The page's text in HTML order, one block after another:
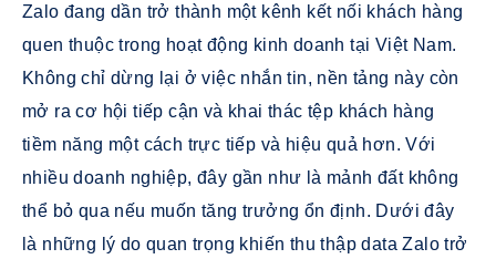
Zalo đang dần trở thành một kênh kết nối khách hàng
quen thuộc trong hoạt động kinh doanh tại Việt Nam.
Không chỉ dừng lại ở việc nhắn tin, nền tảng này còn
mở ra cơ hội tiếp cận và khai thác tệp khách hàng
tiềm năng một cách trực tiếp và hiệu quả hơn. Với
nhiều doanh nghiệp, đây gần như là mảnh đất không
thể bỏ qua nếu muốn tăng trưởng ổn định. Dưới đây
là những lý do quan trọng khiến thu thập data Zalo trở